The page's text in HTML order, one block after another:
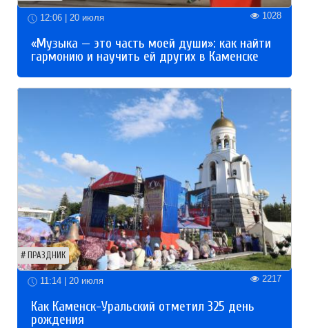
12:06 | 20 июля 1028
«Музыка — это часть моей души»: как найти
гармонию и научить ей других в Каменске
ПРАЗДНИК
11:14 | 20 июля 2217
Как Каменск-Уральский отметил 325 день
рождения